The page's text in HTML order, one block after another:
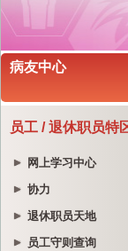
病友中心
员工 / 退休职员特
网上学习中心
协力
退休职员天地
员工守则查询